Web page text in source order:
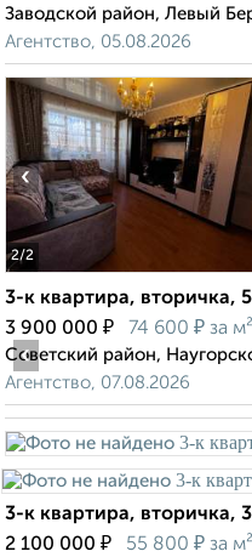
Заводской район, Левый
Агентство, 05.08.2026
2/2
‹
3-к квартира, вторичка,
3 900 000 ₽ 74 600 ₽ за м²
Советский район,
Агентство, 07.08.2026
‹
3-к квартира, вторичка,
2 100 000 ₽ 55 800 ₽ за м²